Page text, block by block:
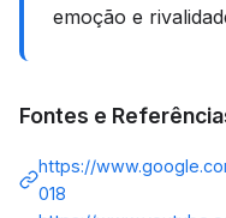
emoção e
Fontes e
https://
018